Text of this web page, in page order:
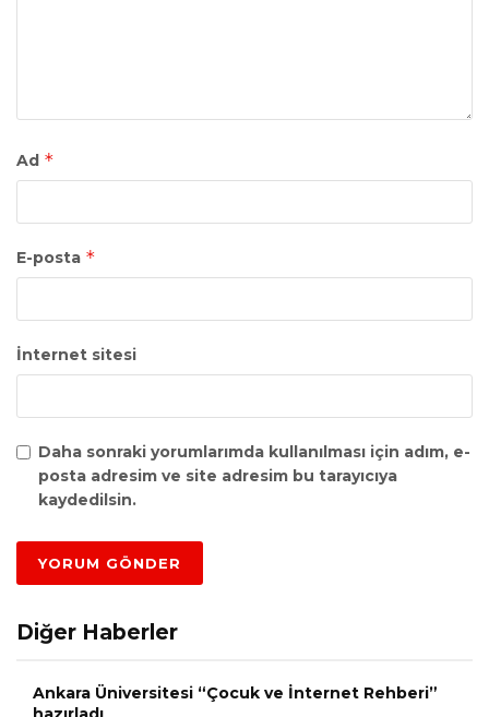
Ad *
E-posta *
İnternet sitesi
Daha sonraki yorumlarımda kullanılması için adım, e-
posta adresim ve site adresim bu tarayıcıya
kaydedilsin.
Diğer Haberler
Ankara Üniversitesi “Çocuk ve İnternet Rehberi”